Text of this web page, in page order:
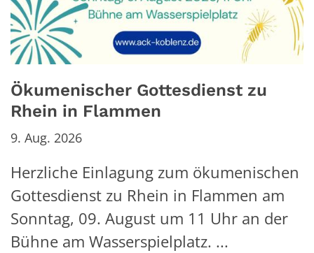
Ökumenischer Gottesdienst zu
Rhein in Flammen
9. Aug. 2026
Herzliche Einlagung zum ökumenischen
Gottesdienst zu Rhein in Flammen am
Sonntag, 09. August um 11 Uhr an der
Bühne am Wasserspielplatz. ...